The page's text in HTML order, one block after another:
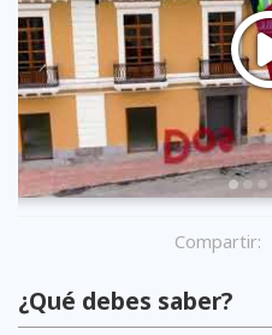
Previous
Compartir:
¿Qué debes saber?